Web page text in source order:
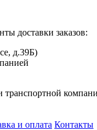
доставки заказов:
д.39Б)
и оплата Контакты